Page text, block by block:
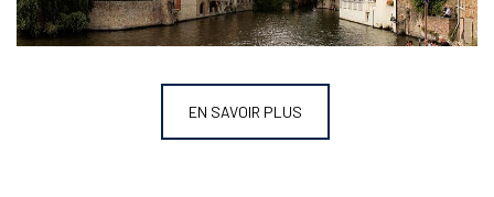
EN SAVOIR PLUS